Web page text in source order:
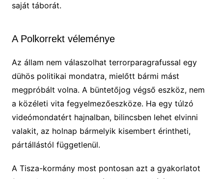
saját táborát.
A Polkorrekt véleménye
Az állam nem válaszolhat terrorparagrafussal egy
dühös politikai mondatra, mielőtt bármi mást
megpróbált volna. A büntetőjog végső eszköz, nem
a közéleti vita fegyelmezőeszköze. Ha egy túlzó
videómondatért hajnalban, bilincsben lehet elvinni
valakit, az holnap bármelyik kisembert érintheti,
pártállástól függetlenül.
A Tisza-kormány most pontosan azt a gyakorlatot